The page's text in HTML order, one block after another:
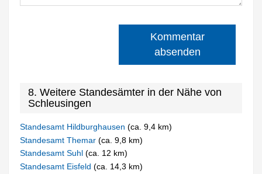
Kommentar
absenden
8. Weitere Standesämter in der Nähe von
Schleusingen
Standesamt Hildburghausen(ca. 9,4 km)
Standesamt Themar(ca. 9,8 km)
Standesamt Suhl(ca. 12 km)
Standesamt Eisfeld(ca. 14,3 km)